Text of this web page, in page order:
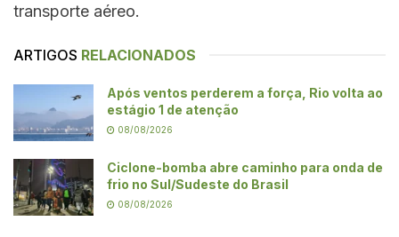
transporte aéreo.
ARTIGOS RELACIONADOS
Após ventos perderem a força, Rio volta ao
estágio 1 de atenção
08/08/2026
Ciclone-bomba abre caminho para onda de
frio no Sul/Sudeste do Brasil
08/08/2026